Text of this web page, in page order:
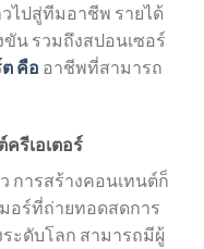
ไปสู่ทีมอาชีพ รายได้
น รวมถึงสปอนเซอร์
คือ อาชีพที่สามารถ
รีเอเตอร์
การสร้างคอนเทนต์ก็
มอร์ที่ถ่ายทอดสดการ
ระดับโลก สามารถมีผู้